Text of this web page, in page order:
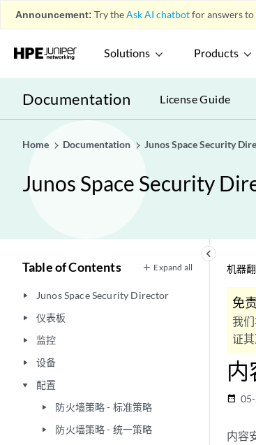
Announcement: Try theAsk AI chatbotfor answers
Solutions Products
Documentation License Guide
Home Documentation Junos Space Security
Junos Space Security
keyboard_arrow_left
Table of Contents Expand all
play_arrow Junos Space Security Director
play_arrow 仪表板
play_arrow 监控
play_arrow 设备
play_arrow 配置
play_arrow 防火墙策略 - 标准策略
play_arrow 防火墙策略 - 统一策略
机器
免
我
证
内
date_range
内容